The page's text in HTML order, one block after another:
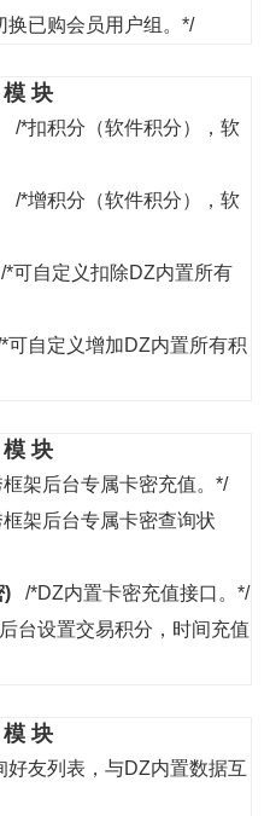
已购会员用户组。*/
块
/*扣积分（软件积分），软
/*增积分（软件积分），软
自定义扣除DZ内置所有
自定义增加DZ内置所有积
块
架后台专属卡密充值。*/
架后台专属卡密查询状
) /*DZ内置卡密充值接口。*/
台设置交易积分，时间充值
块
好友列表，与DZ内置数据互